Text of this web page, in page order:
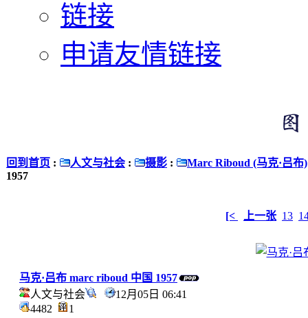
链接
申请友情链接
回到首页 : 人文与社会 : 摄影 : Marc Riboud (马克·吕布)
1957
[< 上一张 13
马克·吕布 marc riboud 中国 1957
人文与社会
12月05日 06:41
4482
1